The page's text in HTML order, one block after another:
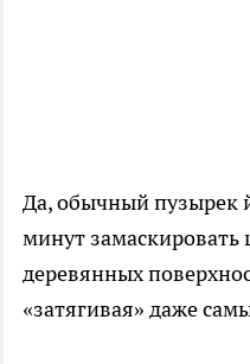
Да, обычный пузырек
минут
деревянных
«затягивая» даже